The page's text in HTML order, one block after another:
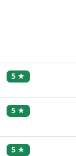
5 ★
5 ★
5 ★